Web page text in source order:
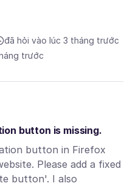
đã hỏi vào lúc 3 tháng trước
trước
button is missing.
button in Firefox
Please add a fixed
button'. I also